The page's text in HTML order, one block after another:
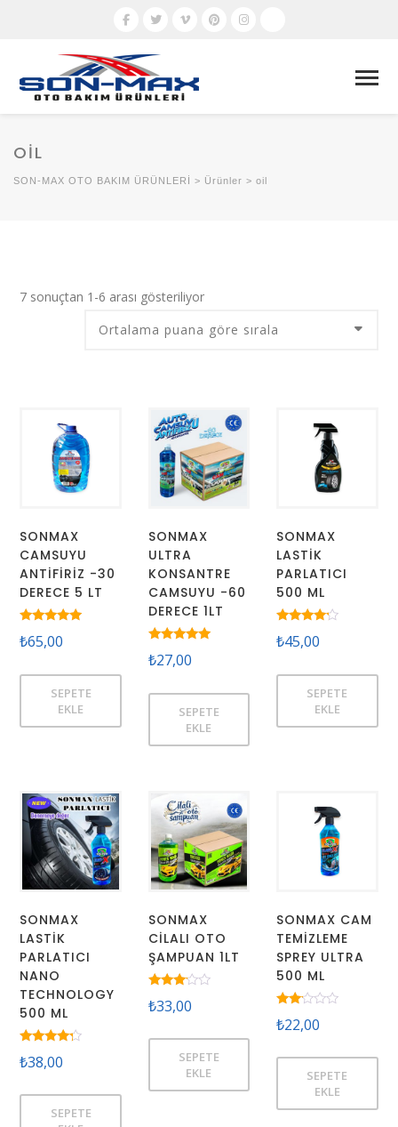
OIL
SON-MAX OTO BAKIM ÜRÜNLERİ > Ürünler > oil
7 sonuçtan 1-6 arası gösteriliyorEn
sıralandı
SONMAX
CAMSUYU
ANTİFİRİZ -30
DERECE 5 LT
5.00
₺65,00
SEPETE
EKLE
SONMAX
ULTRA
KONSANTRE
CAMSUYU -60
DERECE 1LT
5.00
₺27,00
SEPETE
EKLE
SONMAX
LASTİK
PARLATICI
500 ML
üzerinden
₺45,00
SEPETE
EKLE
SONMAX
LASTİK
PARLATICI
NANO
TECHNOLOGY
500 ML
üzerinden
₺38,00
SEPETE
SONMAX
CİLALI OTO
ŞAMPUAN 1LT
üzerinden
₺33,00
SEPETE
EKLE
SONMAX CAM
TEMİZLEME
SPREY ULTRA
500 ML
üzerinden
aldı
₺22,00
SEPETE
EKLE